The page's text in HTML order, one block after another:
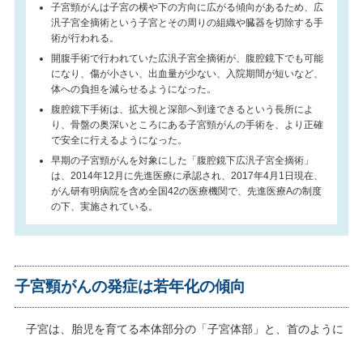
子宮頸がんは子宮の横や下の方向に広がる傾向があるため、広
汎子宮全摘術という子宮とその周りの組織や臓器を切除する手
術が行われる。
開腹手術で行われていた広汎子宮全摘術が、腹腔鏡下でも可能
になり、傷が小さい、出血量が少ない、入院期間が短いなど、
体への負担を減らせるようになった。
腹腔鏡下手術は、拡大視と深部へ到達できるという長所によ
り、骨盤の奥深いところにある子宮頸がんの手術を、より正確
で安全に行えるようになった。
早期の子宮頸がんを対象にした「腹腔鏡下広汎子宮全摘術」
は、2014年12月に先進医療に承認され、2017年4月1日現在、
がん研有明病院を含め全国42の医療機関で、先進医療Aの制度
の下、実施されている。
子宮頸がんの発症は若年化の傾向
子宮は、胎児を育てる本体部分の「子宮体部」と、首のように